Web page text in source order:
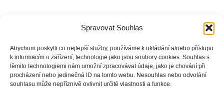
Spravovat Souhlas
Abychom poskytli co nejlepší služby, používáme k ukládání a/nebo přístupu
k informacím o zařízení, technologie jako jsou soubory cookies. Souhlas s
těmito technologiemi nám umožní zpracovávat údaje, jako je chování při
procházení nebo jedinečná ID na tomto webu. Nesouhlas nebo odvolání
souhlasu může nepříznivě ovlivnit určité vlastnosti a funkce.
Copyright © Weiron Dynamics, s.r.o. | Tvorba webových stránek a SEO